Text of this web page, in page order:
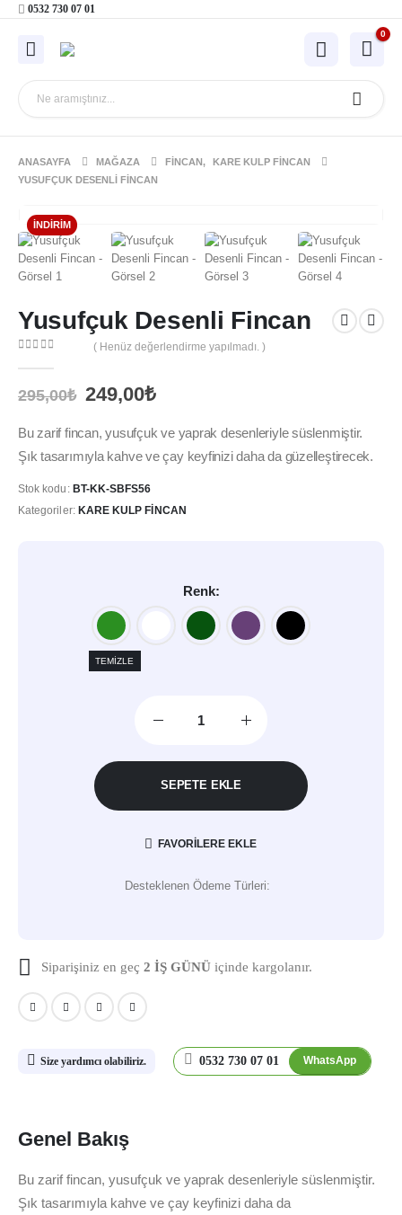
0532 730 07 01
0
ANASAYFA MAĞAZA FINCAN,
KARE KULP FINCAN
YUSUFÇUK DESENLI FINCAN
İNDIRIM
Yusufçuk Desenli Fincan
( Henüz değerlendirme yapılmadı. )
295,00₺ Orijinal
295,00₺.
249,00₺Şu
fiyat:
249,00₺.
Bu zarif fincan, yusufçuk ve yaprak desenleriyle süslenmiştir.
Şık tasarımıyla kahve ve çay keyfinizi daha da güzelleştirecek.
Stok kodu: BT-KK-SBFS56
Kategoriler: KARE KULP FINCAN
Renk
TEMIZLE
SEPETE EKLE
FAVORILERE EKLE
Desteklenen Ödeme Türleri:
Siparişiniz en geç 2 İŞ GÜNÜ içinde kargolanır.
Size yardımcı olabiliriz. 0532 730 07 01 WhatsApp
Genel Bakış
Bu zarif fincan, yusufçuk ve yaprak desenleriyle süslenmiştir.
Şık tasarımıyla kahve ve çay keyfinizi daha da